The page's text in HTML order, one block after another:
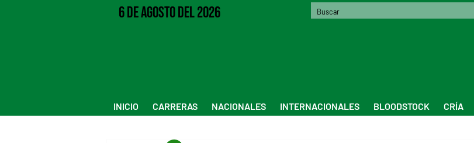
6 de Agosto del 2026
INICIO CARRERAS NACIONALES INTERNACIONALES BLOODSTOCK CRÍA